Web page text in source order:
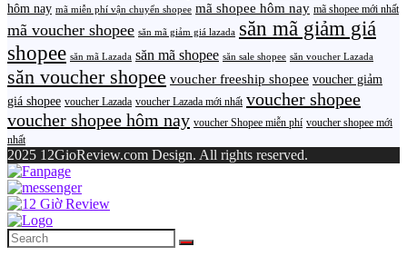
hôm nay mã miễn phí vận chuyển shopee mã shopee hôm nay mã shopee mới nhất
mã voucher shopee săn mã giảm giá lazada săn mã giảm giá
shopee săn mã Lazada săn mã shopee săn sale shopee săn voucher Lazada
săn voucher shopee voucher freeship shopee voucher giảm
giá shopee voucher Lazada voucher Lazada mới nhất voucher shopee
voucher shopee hôm nay voucher Shopee miễn phí voucher shopee mới
nhất
2025 12GioReview.com Design. All rights reserved.